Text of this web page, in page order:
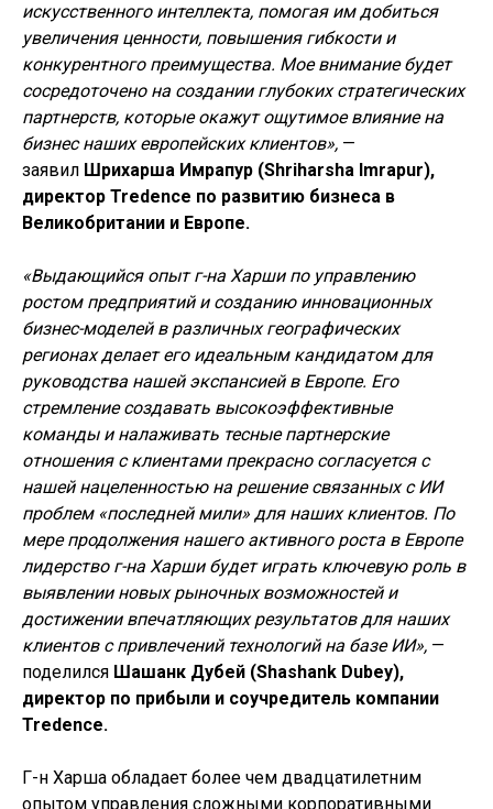
искусственного интеллекта, помогая им добиться
увеличения ценности, повышения гибкости и
конкурентного преимущества. Мое внимание будет
сосредоточено на создании глубоких стратегических
партнерств, которые окажут ощутимое влияние на
бизнес наших европейских клиентов», —
заявил Шрихарша Имрапур (Shriharsha Imrapur),
директор Tredence по развитию бизнеса в
Великобритании и Европе.
«Выдающийся опыт г-на Харши по управлению
ростом предприятий и созданию инновационных
бизнес-моделей в различных географических
регионах делает его идеальным кандидатом для
руководства нашей экспансией в Европе. Его
стремление создавать высокоэффективные
команды и налаживать тесные партнерские
отношения с клиентами прекрасно согласуется с
нашей нацеленностью на решение связанных с ИИ
проблем «последней мили» для наших клиентов. По
мере продолжения нашего активного роста в Европе
лидерство г-на Харши будет играть ключевую роль в
выявлении новых рыночных возможностей и
достижении впечатляющих результатов для наших
клиентов с привлечений технологий на базе ИИ», —
поделился Шашанк Дубей (Shashank Dubey),
директор по прибыли и соучредитель компании
Tredence.
Г-н Харша обладает более чем двадцатилетним
опытом управления сложными корпоративными